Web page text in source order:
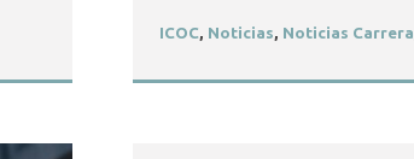
ICOC, Noticias, Noticias Carrera